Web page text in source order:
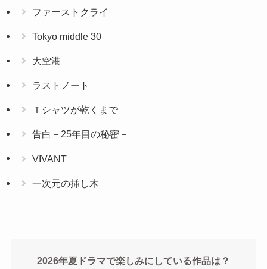
ファーストクライ
Tokyo middle 30
大空港
ラストノート
Ｔシャツが乾くまで
告白－25年目の秘密－
VIVANT
一次元の挿し木
2026年夏ドラマで楽しみにしている作品は？